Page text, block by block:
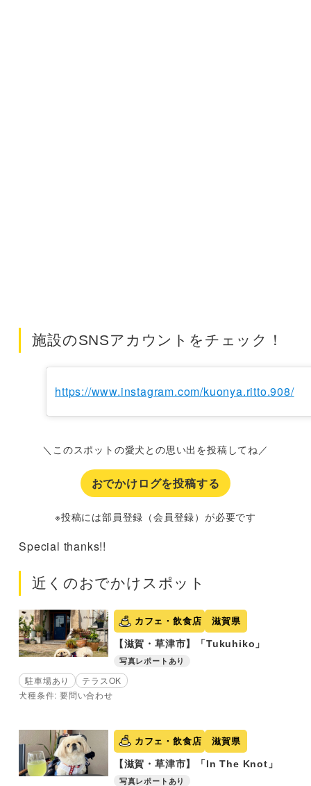
施設のSNSアカウントをチェック！
https://www.instagram.com/kuonya.ritto.908/
＼このスポットの愛犬との思い出を投稿してね／
おでかけログを投稿する
※投稿には部員登録（会員登録）が必要です
Special thanks!!
近くのおでかけスポット
カフェ・飲食店 滋賀県
【滋賀・草津市】「Tukuhiko」
写真レポートあり
駐車場あり
テラスOK
犬種条件: 要問い合わせ
カフェ・飲食店 滋賀県
【滋賀・草津市】「In The Knot」
写真レポートあり